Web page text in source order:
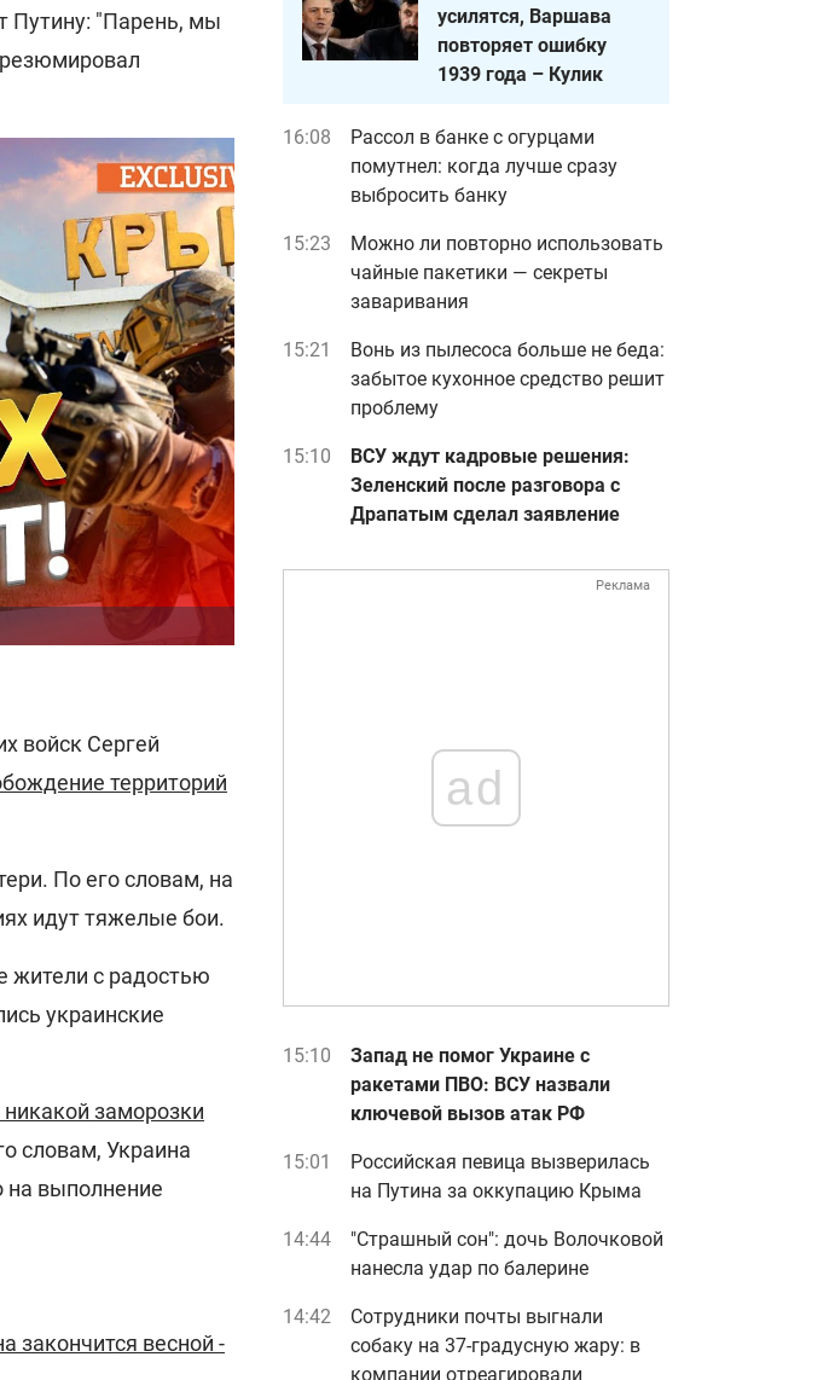
Путину: "Парень, мы
войск Сергей
территорий
По его словам, на
идут тяжелые бои.
жители с радостью
украинские
никакой заморозки
словам, Украина
на выполнение
закончится весной -
усилятся, Варшава
повторяет ошибку
1939 года – Кулик
16:08
Рассол в банке с огурцами
помутнел: когда лучше сразу
выбросить банку
15:23
Можно ли повторно использовать
чайные пакетики — секреты
заваривания
15:21
Вонь из пылесоса больше не беда:
забытое кухонное средство решит
проблему
15:10
ВСУ ждут кадровые решения:
Зеленский после разговора с
Драпатым сделал заявление
Реклама
ad
15:10
Запад не помог Украине с
ракетами ПВО: ВСУ назвали
ключевой вызов атак РФ
15:01
Российская певица вызверилась
на Путина за оккупацию Крыма
14:44
"Страшный сон": дочь Волочковой
нанесла удар по балерине
14:42
Сотрудники почты выгнали
собаку на 37-градусную жару: в
компании отреагировали